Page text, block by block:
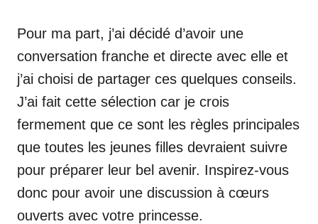
Pour ma part, j’ai décidé d’avoir une
conversation franche et directe avec elle et
j’ai choisi de partager ces quelques conseils.
J’ai fait cette sélection car je crois
fermement que ce sont les règles principales
que toutes les jeunes filles devraient suivre
pour préparer leur bel avenir. Inspirez-vous
donc pour avoir une discussion à cœurs
ouverts avec votre princesse.